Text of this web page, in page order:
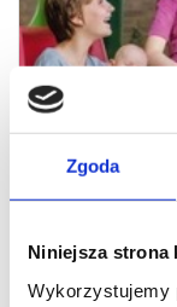
Zgoda
Niniejsza strona
Wykorzystujemy